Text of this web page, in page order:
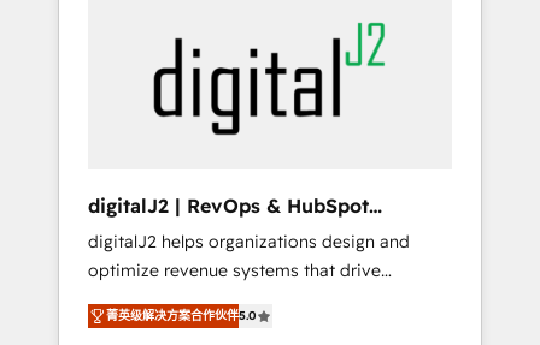
www.onthefuze.com/hubspot-admin Contact
us to learn more!
webdesign (We focus on EMEA - USA
customers).
digitalJ2 | RevOps & HubSpot
Implementations
digitalJ2 helps organizations design and
optimize revenue systems that drive
scalable, predictable growth. As a triple-
accredited HubSpot Solutions Partner, we
菁英级解决方案合作伙伴5.0